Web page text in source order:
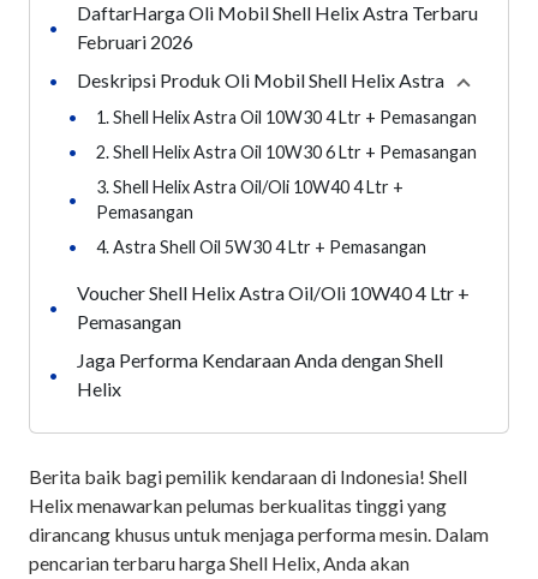
•
DaftarHarga Oli Mobil Shell Helix Astra Terbaru
Februari 2026
• Deskripsi Produk Oli Mobil Shell Helix Astra Collapse
•
1. Shell Helix Astra Oil 10W30 4 Ltr + Pemasangan
•
2. Shell Helix Astra Oil 10W30 6 Ltr + Pemasangan
•
3. Shell Helix Astra Oil/Oli 10W40 4 Ltr +
Pemasangan
•
4. Astra Shell Oil 5W30 4 Ltr + Pemasangan
•
Voucher Shell Helix Astra Oil/Oli 10W40 4 Ltr +
Pemasangan
•
Jaga Performa Kendaraan Anda dengan Shell
Helix
Berita baik bagi pemilik kendaraan di Indonesia! Shell
Helix menawarkan pelumas berkualitas tinggi yang
dirancang khusus untuk menjaga performa mesin. Dalam
pencarian terbaru harga Shell Helix, Anda akan